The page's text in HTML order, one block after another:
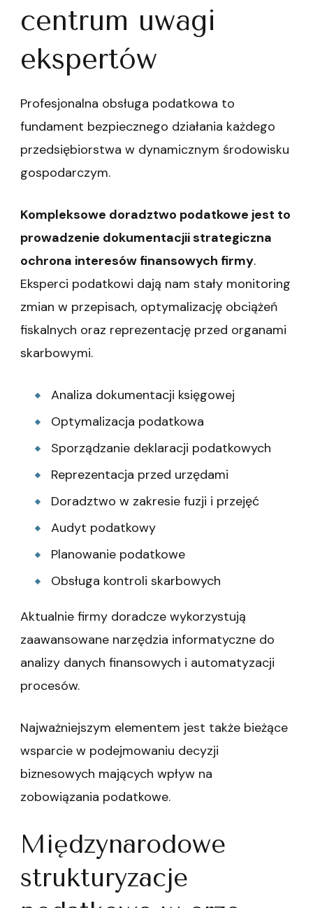
centrum uwagi
ekspertów
Profesjonalna obsługa podatkowa to
fundament bezpiecznego działania każdego
przedsiębiorstwa w dynamicznym środowisku
gospodarczym.
Kompleksowe doradztwo podatkowe jest to
prowadzenie dokumentacjii strategiczna
ochrona interesów finansowych firmy.
Eksperci podatkowi dają nam stały monitoring
zmian w przepisach, optymalizację obciążeń
fiskalnych oraz reprezentację przed organami
skarbowymi.
Analiza dokumentacji księgowej
Optymalizacja podatkowa
Sporządzanie deklaracji podatkowych
Reprezentacja przed urzędami
Doradztwo w zakresie fuzji i przejęć
Audyt podatkowy
Planowanie podatkowe
Obsługa kontroli skarbowych
Aktualnie firmy doradcze wykorzystują
zaawansowane narzędzia informatyczne do
analizy danych finansowych i automatyzacji
procesów.
Najważniejszym elementem jest także bieżące
wsparcie w podejmowaniu decyzji
biznesowych mających wpływ na
zobowiązania podatkowe.
Międzynarodowe
strukturyzacje